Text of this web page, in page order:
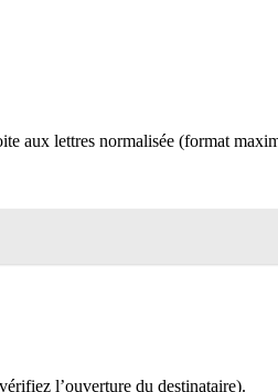
aux lettres normalisée (format
l’ouverture du destinataire).